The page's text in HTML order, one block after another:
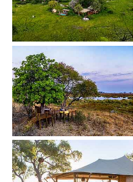
Show larger version
Show larger version